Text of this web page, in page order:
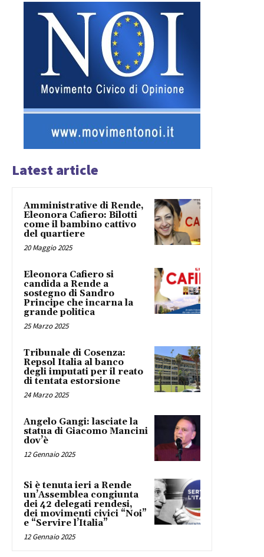
Latest article
Amministrative di Rende,
Eleonora Cafiero: Bilotti
come il bambino cattivo
del quartiere
20 Maggio 2025
Eleonora Cafiero si
candida a Rende a
sostegno di Sandro
Principe che incarna la
grande politica
25 Marzo 2025
Tribunale di Cosenza:
Repsol Italia al banco
degli imputati per il reato
di tentata estorsione
24 Marzo 2025
Angelo Gangi: lasciate la
statua di Giacomo Mancini
dov’è
12 Gennaio 2025
Si è tenuta ieri a Rende
un’Assemblea congiunta
dei 42 delegati rendesi,
dei movimenti civici “Noi”
e “Servire l’Italia”
12 Gennaio 2025